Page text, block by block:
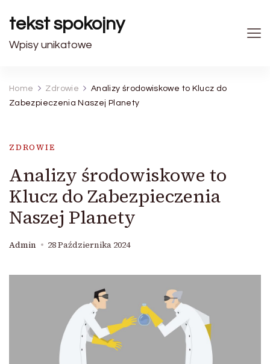
tekst spokojny
Wpisy unikatowe
Home Zdrowie
Analizy środowiskowe to Klucz do
Zabezpieczenia Naszej Planety
ZDROWIE
Analizy środowiskowe to
Klucz do Zabezpieczenia
Naszej Planety
Admin 28 Października 2024